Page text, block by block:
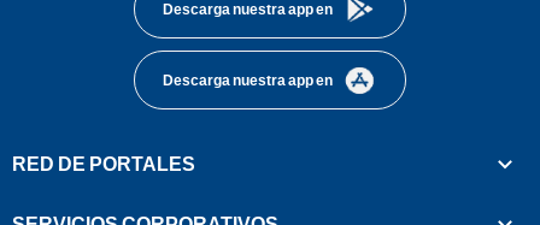
Descarga nuestra app en
Descarga nuestra app en
RED DE PORTALES